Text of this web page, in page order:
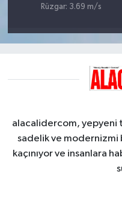
Rüzgar: 3.69 m/s
alacalidercom, yepyeni
sadelik ve modernizmi
kaçınıyor ve insanlara